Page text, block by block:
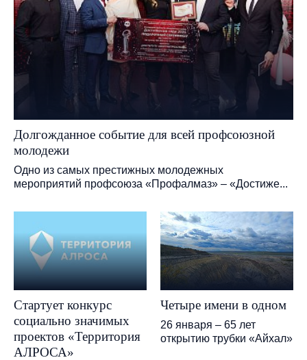
Долгожданное событие для всей профсоюзной
молодежи
Одно из самых престижных молодежных
мероприятий профсоюза «Профалмаз» – «Достиже...
Стартует конкурс
социально значимых
проектов «Территория
АЛРОСА»
Четыре имени в одном
26 января – 65 лет
открытию трубки «Айхал»